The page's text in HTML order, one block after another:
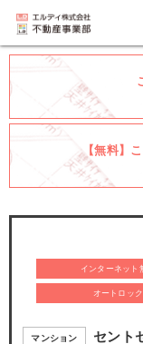
【無料】
インターネット
オートロック
マンション セント